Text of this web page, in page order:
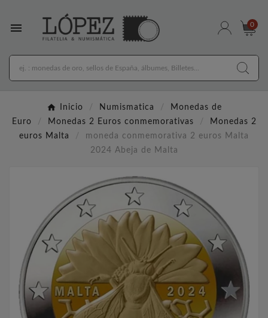
 0
Inicio Numismatica
Monedas de
Euro
Monedas 2 Euros conmemorativas
Monedas 2
euros Malta
moneda conmemorativa 2 euros Malta
2024 Abeja de Malta